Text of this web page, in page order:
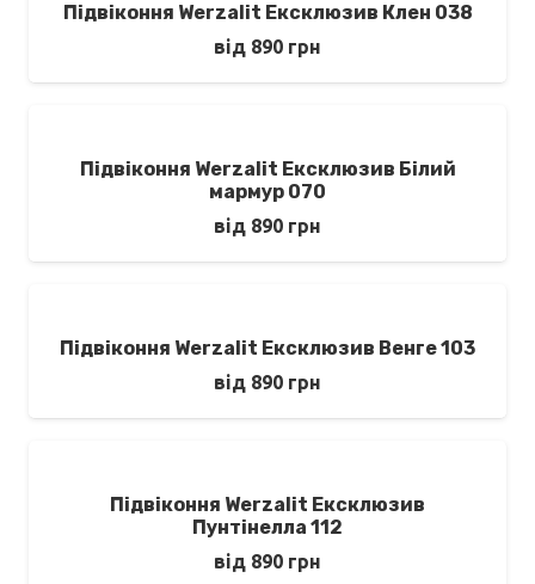
Підвіконня Werzalit Ексклюзив Клен 038
від 890 грн
Підвіконня Werzalit Ексклюзив Білий
мармур 070
від 890 грн
Підвіконня Werzalit Ексклюзив Венге 103
від 890 грн
Підвіконня Werzalit Ексклюзив
Пунтінелла 112
від 890 грн